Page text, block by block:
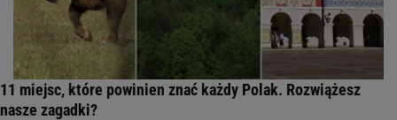
11 miejsc, które powinien znać każdy Polak. Rozwiążesz
nasze zagadki?